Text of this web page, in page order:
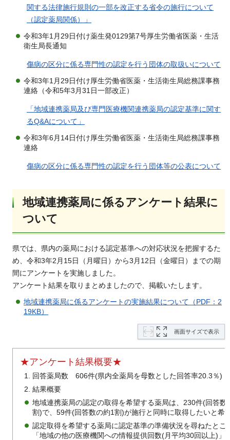
関する法律施行規則の一部を改正する省令の施行について
（認定薬局関係）」
令和3年1月29日付け薬生発0129第7号厚生労働省医薬・生活
衛生局長通知
傷病の区分に係る専門性の認定を行う団体の取扱いについて
令和3年1月29日付け厚生労働省医薬・生活衛生局総務課事務
連絡（令和5年3月31日一部改正）
「地域連携薬局及び専門医療機関連携薬局の認定基準に関す
るQ&Aについて」
令和3年6月14日付け厚生労働省医薬・生活衛生局総務課事務
連絡
傷病の区分に係る専門性の認定を行う団体等の公表について
地域連携薬局に係るアンケート結果に
ついて
県では、県内の薬局における認定基準への対応状況を把握するた
め、令和3年2月15日（月曜日）から3月12日（金曜日）までの期
間にアンケートを実施しました。
アンケート結果を取りまとめましたので、掲載いたします。
地域連携薬局に係るアンケートの実施結果について（PDF：2
19KB）
画面サイズで表示
★アンケート結果概要★
回答薬局数 606件(県内全薬局を母数とした回答率20.3％)
結果概要
地域連携薬局の認定の取得を希望する薬局は、230件(回答数
割)で、59件(回答数の約1割)が施行と同時に取得したいと希
認定取得を希望する薬局に認定基準の準備状況を尋ねたとこ
「地域の他の医療機関への情報提供回数(月平均30回以上)」